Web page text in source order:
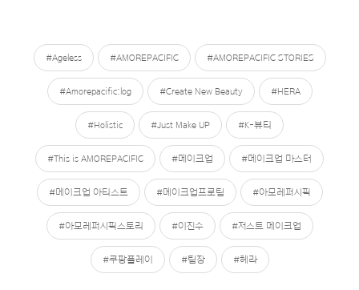
#Ageless #AMOREPACIFIC #AMOREPACIFIC STORIES
#Amorepacific:log #Create New Beauty #HERA
#Holistic #Just Make UP #K-뷰티
#This is AMOREPACIFIC #메이크업 #메이크업 마스터
#메이크업 아티스트 #메이크업프로팀 #아모레퍼시픽
#아모레퍼시픽스토리 #이진수 #저스트 메이크업
#쿠팡플레이 #팀장 #헤라